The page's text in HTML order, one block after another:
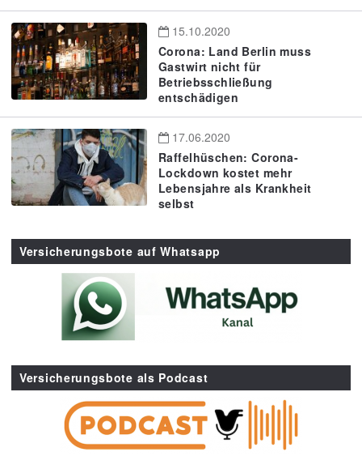
15.10.2020
Corona: Land Berlin muss
Gastwirt nicht für
Betriebsschließung
entschädigen
17.06.2020
Raffelhüschen: Corona-
Lockdown kostet mehr
Lebensjahre als Krankheit
selbst
Versicherungsbote auf Whatsapp
Versicherungsbote als Podcast